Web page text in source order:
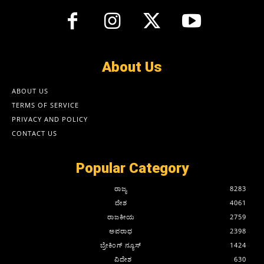
About Us
ABOUT US
TERMS OF SERVICE
PRIVACY AND POLICY
CONTACT US
Popular Category
ರಾಜ್ಯ
8283
ದೇಶ
4061
ರಾಜಕೀಯ
2759
ಅಪರಾಧ
2398
ಬ್ರೇಕಿಂಗ್ ನ್ಯೂಸ್
1424
ವಿದೇಶ
630